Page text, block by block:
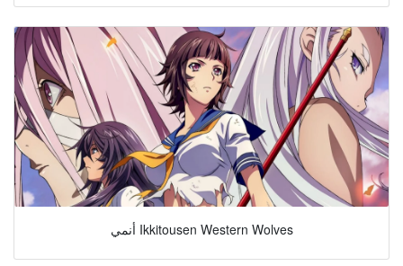
أنمي Ikkitousen Western Wolves